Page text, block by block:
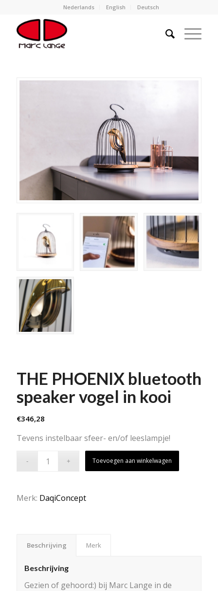
Nederlands English Deutsch
THE PHOENIX bluetooth
speaker vogel in kooi
€346,28
Tevens instelbaar sfeer- en/of leeslampje!
Toevoegen aan winkelwagen
Merk: DaqiConcept
Beschrijving Merk
Beschrijving
Gezien of gehoord:) bij Marc Lange in de